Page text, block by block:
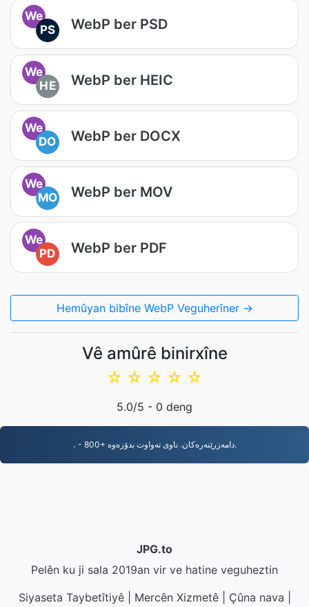
We
PS
WebP ber PSD
We
HE
WebP ber HEIC
We
DO
WebP ber DOCX
We
MO
WebP ber MOV
We
PD
WebP ber PDF
Hemûyan bibîne WebP Veguherîner →
Vê amûrê binirxîne
☆
☆
☆
☆
☆
5.0/5 - 0 deng
. - 800+ دامەزرێنەرەکان. ناوی تەواوت بدۆزەوە.
JPG.to
Pelên ku ji sala 2019an vir ve hatine veguheztin
Siyaseta Taybetîtiyê| Mercên Xizmetê| Çûna nava